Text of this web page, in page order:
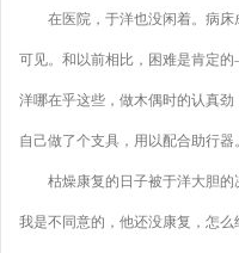
在医院，于洋也没闲着。病床
可见。和以前相比，困难是肯定
洋哪在乎这些，做木偶时的认真
自己做了个支具，用以配合助行器。
枯燥康复的日子被于洋大胆的
我是不同意的，他还没康复，怎么